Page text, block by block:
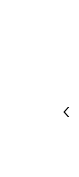
‹